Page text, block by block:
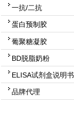
一抗/二抗
蛋白预制胶
葡聚糖凝胶
BD脱脂奶粉
ELISA试剂盒说明书
品牌代理